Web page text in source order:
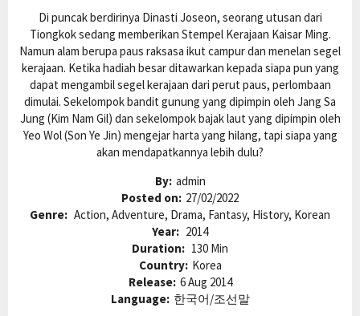
Di puncak berdirinya Dinasti Joseon, seorang utusan dari
Tiongkok sedang memberikan Stempel Kerajaan Kaisar Ming.
Namun alam berupa paus raksasa ikut campur dan menelan segel
kerajaan. Ketika hadiah besar ditawarkan kepada siapa pun yang
dapat mengambil segel kerajaan dari perut paus, perlombaan
dimulai. Sekelompok bandit gunung yang dipimpin oleh Jang Sa
Jung (Kim Nam Gil) dan sekelompok bajak laut yang dipimpin oleh
Yeo Wol (Son Ye Jin) mengejar harta yang hilang, tapi siapa yang
akan mendapatkannya lebih dulu?
By: admin
Posted on: 27/02/2022
Genre: Action, Adventure, Drama, Fantasy, History, Korean
Year: 2014
Duration: 130 Min
Country: Korea
Release: 6 Aug 2014
Language: 한국어/조선말